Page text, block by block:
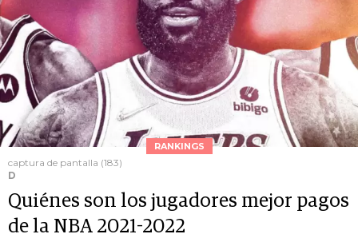
RANKINGS
captura de pantalla (183)
D
Quiénes son los jugadores mejor pagos
de la NBA 2021-2022